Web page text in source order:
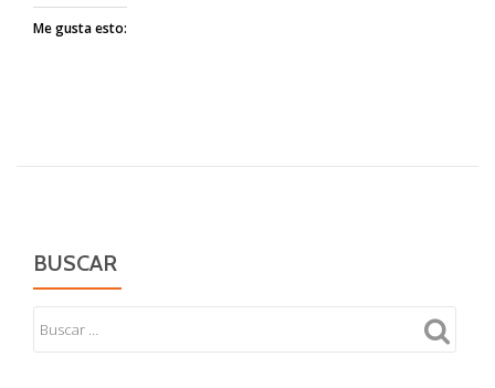
Me gusta esto:
BUSCAR